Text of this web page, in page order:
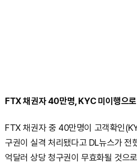
FTX 채권자 40만명, KYC 미이행으
FTX 채권자 중 40만명이 고객확인
구권이 실격 처리됐다고 DL뉴스가 전
억달러 상당 청구권이 무효화될 것으